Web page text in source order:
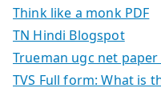
Think like a monk PDF
TN Hindi Blogspot
Trueman ugc net
TVS Full form: What is